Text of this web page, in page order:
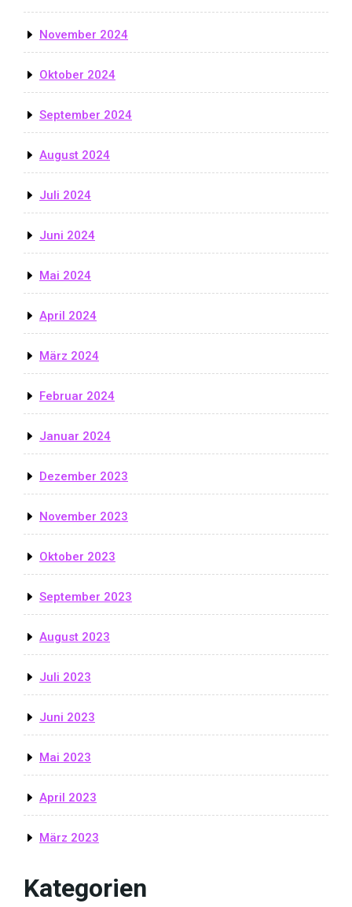
November 2024
Oktober 2024
September 2024
August 2024
Juli 2024
Juni 2024
Mai 2024
April 2024
März 2024
Februar 2024
Januar 2024
Dezember 2023
November 2023
Oktober 2023
September 2023
August 2023
Juli 2023
Juni 2023
Mai 2023
April 2023
März 2023
Kategorien